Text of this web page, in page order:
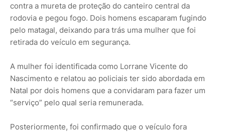
contra a mureta de proteção do canteiro central da
rodovia e pegou fogo. Dois homens escaparam fugindo
pelo matagal, deixando para trás uma mulher que foi
retirada do veículo em segurança.
A mulher foi identificada como Lorrane Vicente do
Nascimento e relatou ao policiais ter sido abordada em
Natal por dois homens que a convidaram para fazer um
“serviço” pelo qual seria remunerada.
Posteriormente, foi confirmado que o veículo fora